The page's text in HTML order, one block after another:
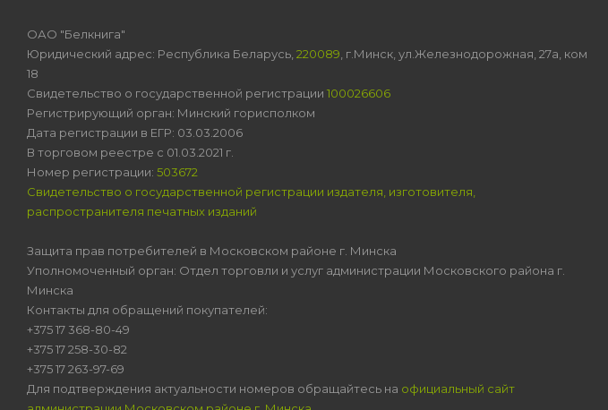
ОАО "Белкнига"
Юридический адрес: Республика Беларусь, 220089 , г.Минск, ул.Железнодорожная, 27а, ком
18
Свидетельство о государственной регистрации 100026606
Регистрирующий орган: Минский горисполком
Дата регистрации в ЕГР: 03.03.2006
В торговом реестре с 01.03.2021 г.
Номер регистрации: 503672
Свидетельство о государственной регистрации издателя, изготовителя,
распространителя печатных изданий
Защита прав потребителей в Московском районе г. Минска
Уполномоченный орган: Отдел торговли и услуг администрации Московского района г.
Минска
Контакты для обращений покупателей:
+375 17 368-80-49
+375 17 258-30-82
+375 17 263-97-69
Для подтверждения актуальности номеров обращайтесь на официальный сайт